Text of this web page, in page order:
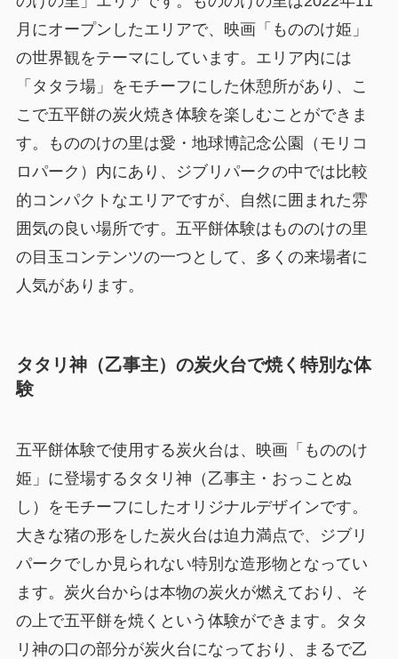
月にオープンしたエリアで、映画「もののけ姫」
の世界観をテーマにしています。エリア内には
「タタラ場」をモチーフにした休憩所があり、こ
こで五平餅の炭火焼き体験を楽しむことができま
す。もののけの里は愛・地球博記念公園（モリコ
ロパーク）内にあり、ジブリパークの中では比較
的コンパクトなエリアですが、自然に囲まれた雰
囲気の良い場所です。五平餅体験はもののけの里
の目玉コンテンツの一つとして、多くの来場者に
人気があります。
タタリ神（乙事主）の炭火台で焼く特別な体
験
五平餅体験で使用する炭火台は、映画「もののけ
姫」に登場するタタリ神（乙事主・おっことぬ
し）をモチーフにしたオリジナルデザインです。
大きな猪の形をした炭火台は迫力満点で、ジブリ
パークでしか見られない特別な造形物となってい
ます。炭火台からは本物の炭火が燃えており、そ
の上で五平餅を焼くという体験ができます。タタ
リ神の口の部分が炭火台になっており、まるで乙